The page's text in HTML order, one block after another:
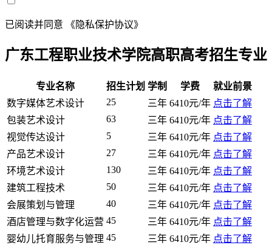
已阅读并同意 《隐私保护协议》
广东工程职业技术学院高职高考招生专业
专业名称 招生计划 学制 学费
就业前景
数字媒体艺术设计
25 三年 6410元/年 点击了解
包装艺术设计
63 三年 6410元/年 点击了解
视觉传达设计
5 三年 6410元/年 点击了解
产品艺术设计
27 三年 6410元/年 点击了解
环境艺术设计
130 三年 6410元/年 点击了解
建筑工程技术
50 三年 6410元/年 点击了解
会展策划与管理
40 三年 6410元/年 点击了解
酒店管理与数字化运营 45 三年 6410元/年 点击了解
婴幼儿托育服务与管理 45 三年 6410元/年 点击了解